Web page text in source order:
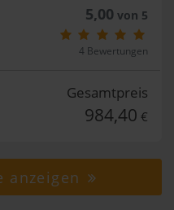
5,00 von 5
4 Bewertungen
Gesamtpreis
984,40 €
anzeigen